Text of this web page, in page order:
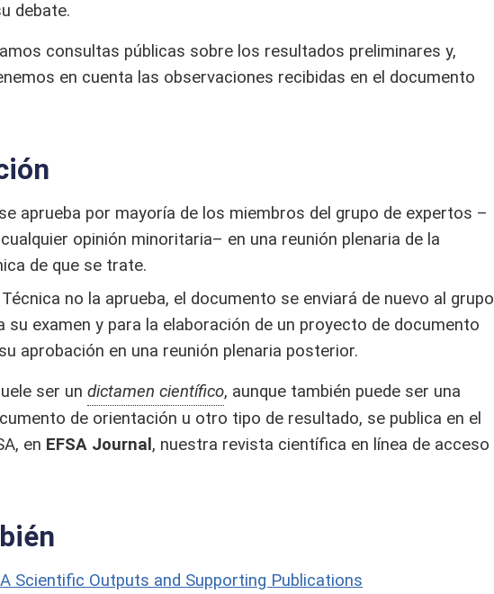
debate.
consultas públicas sobre los resultados preliminares y,
en cuenta las observaciones recibidas en el documento
aprueba por mayoría de los miembros del grupo de expertos –
opinión minoritaria– en una reunión plenaria de la
de que se trate.
no la aprueba, el documento se enviará de nuevo al grupo
su examen y para la elaboración de un proyecto de documento
aprobación en una reunión plenaria posterior.
ser un dictamen científico, aunque también puede ser una
de orientación u otro tipo de resultado, se publica en el
en EFSA Journal , nuestra revista científica en línea de acceso
Scientific Outputs and Supporting Publications